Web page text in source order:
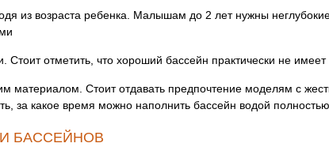
из возраста ребенка. Малышам до 2 лет нужны
Стоит отметить, что хороший бассейн практически не
материалом. Стоит отдавать предпочтение моделям с
за какое время можно наполнить бассейн водой полностью.
БАССЕЙНОВ